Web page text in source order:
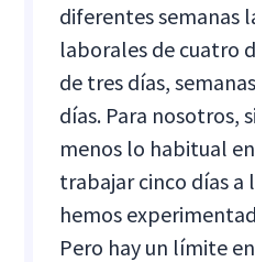
diferentes semanas
laborales de cuatro
de tres días,
días. Para nosotros,
menos lo habitual
trabajar cinco días a
hemos
Pero hay un límite